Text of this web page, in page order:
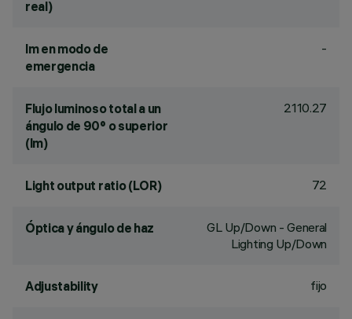
real)
lm en modo de
emergencia
-
Flujo luminoso total a un
ángulo de 90° o superior
(lm)
2110.27
Light output ratio (LOR) 72
Óptica y ángulo de haz
GL Up/Down - General
Lighting Up/Down
Adjustability fijo